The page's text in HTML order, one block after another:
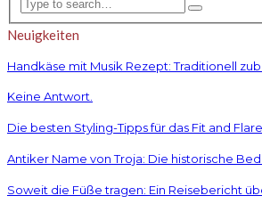
Neuigkeiten
Handkäse mit Musik Rezept: Traditionell
Keine Antwort.
Die besten Styling-Tipps für das Fit and
Antiker Name von Troja: Die historische
Soweit die Füße tragen: Ein Reisebericht